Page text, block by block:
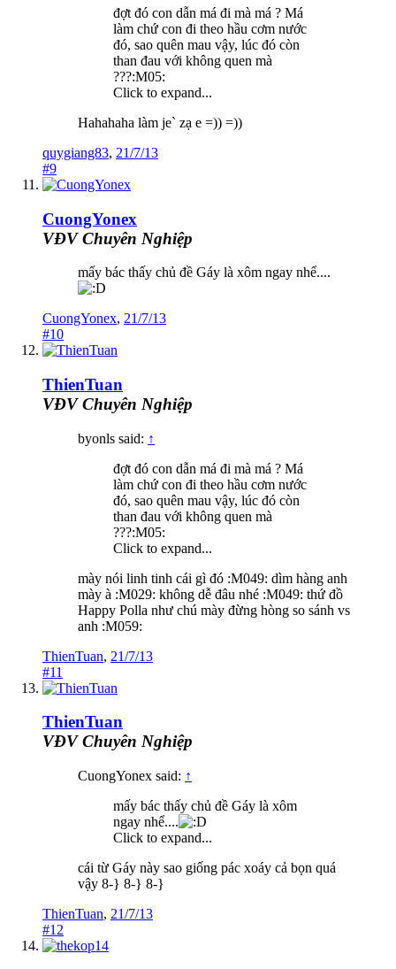
đợt đó con dẫn má đi mà má ? Má
làm chứ con đi theo hầu cơm nước
đó, sao quên mau vậy, lúc đó còn
than đau với không quen mà
???:M05:
Click to expand...
Hahahaha làm je` zạ e =)) =))
quygiang83, 21/7/13
#9
CuongYonex
VĐV Chuyên Nghiệp
mấy bác thấy chủ đề Gáy là xôm ngay nhể....
CuongYonex, 21/7/13
#10
ThienTuan
VĐV Chuyên Nghiệp
byonls said: ↑
đợt đó con dẫn má đi mà má ? Má
làm chứ con đi theo hầu cơm nước
đó, sao quên mau vậy, lúc đó còn
than đau với không quen mà
???:M05:
Click to expand...
mày nói linh tinh cái gì đó :M049: dìm hàng anh
mày à :M029: không dễ đâu nhé :M049: thứ đồ
Happy Polla như chú mày đừng hòng so sánh vs
anh :M059:
ThienTuan, 21/7/13
#11
ThienTuan
VĐV Chuyên Nghiệp
CuongYonex said: ↑
mấy bác thấy chủ đề Gáy là xôm
ngay nhể....
Click to expand...
cái từ Gáy này sao giống pác xoáy cả bọn quá
vậy 8-} 8-} 8-}
ThienTuan, 21/7/13
#12